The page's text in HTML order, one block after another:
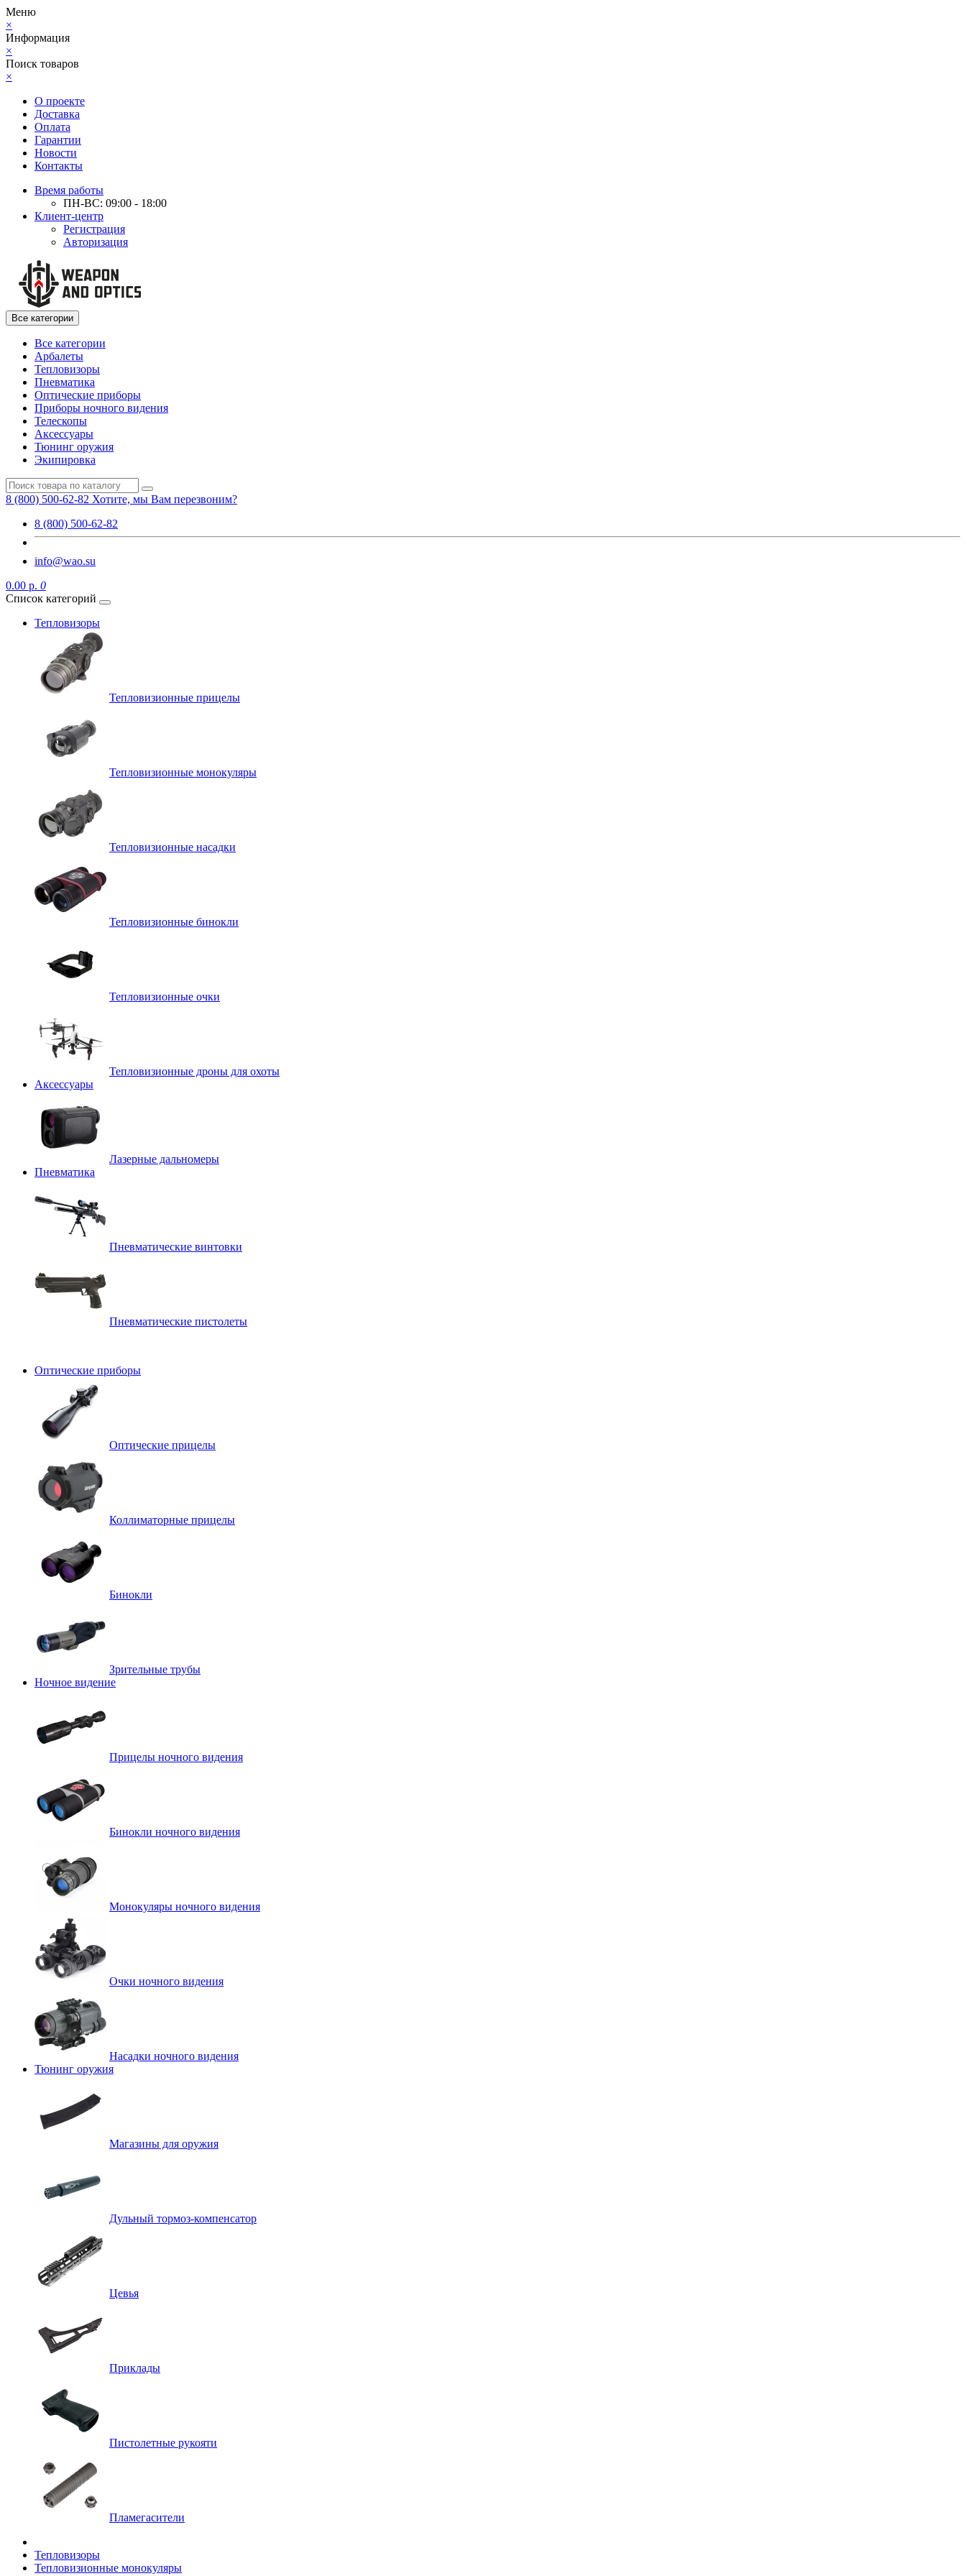
Меню
×
Информация
×
Поиск товаров
×
О проекте
Доставка
Оплата
Гарантии
Новости
Контакты
Время работы
ПН-ВС: 09:00 - 18:00
Клиент-центр
Регистрация
Авторизация
Все категории
Все категории
Арбалеты
Тепловизоры
Пневматика
Оптические приборы
Приборы ночного видения
Телескопы
Аксессуары
Тюнинг оружия
Экипировка
8 (800) 500-62-82 Хотите, мы Вам перезвоним?
8 (800) 500-62-82
info@wao.su
0.00 р. 0
Список категорий
Тепловизоры
Тепловизионные прицелы
Тепловизионные монокуляры
Тепловизионные насадки
Тепловизионные бинокли
Тепловизионные очки
Тепловизионные дроны для охоты
Аксессуары
Лазерные дальномеры
Пневматика
Пневматические винтовки
Пневматические пистолеты
Оптические приборы
Оптические прицелы
Коллиматорные прицелы
Бинокли
Зрительные трубы
Ночное видение
Прицелы ночного видения
Бинокли ночного видения
Монокуляры ночного видения
Очки ночного видения
Насадки ночного видения
Тюнинг оружия
Магазины для оружия
Дульный тормоз-компенсатор
Цевья
Приклады
Пистолетные рукояти
Пламегасители
Тепловизоры
Тепловизионные монокуляры